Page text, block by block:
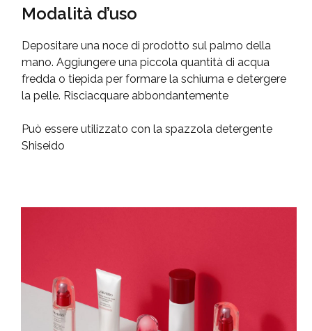
Modalità d’uso
Depositare una noce di prodotto sul palmo della
mano. Aggiungere una piccola quantità di acqua
fredda o tiepida per formare la schiuma e detergere
la pelle. Risciacquare abbondantemente
Può essere utilizzato con la spazzola detergente
Shiseido